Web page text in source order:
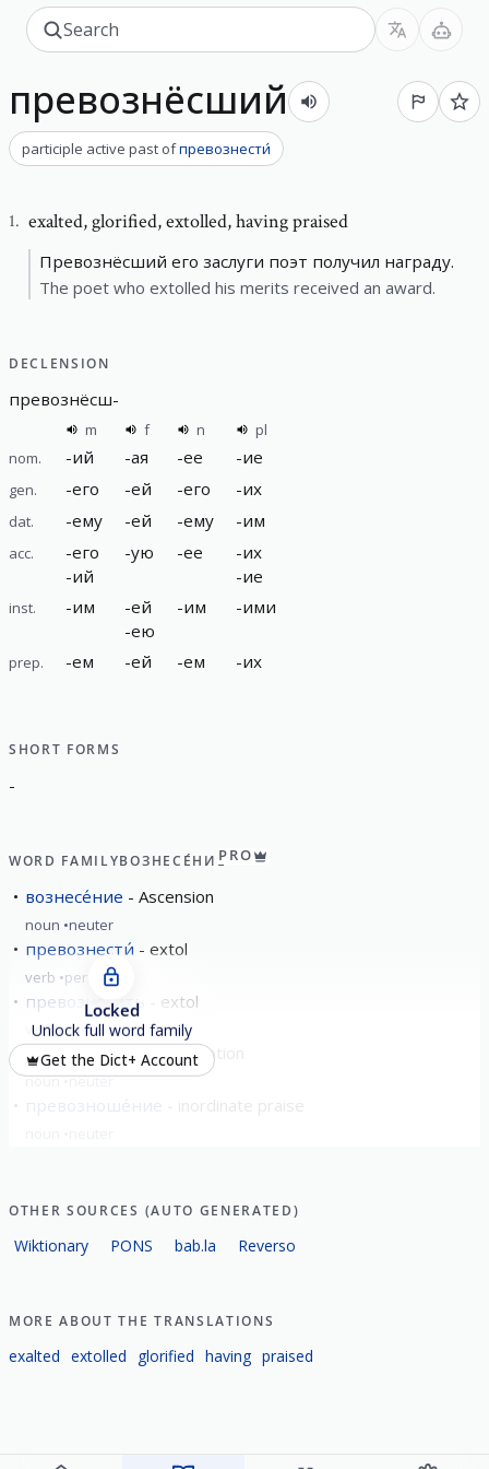
превознёсший
participle active past ofпревознести́
1. exalted,glorified, extolled, having praised
Превознёсший его заслуги поэт получил награду.
The poet who extolled his merits received an award.
DECLENSION
превознёсш-
m f n
pl
nom.
-ий -ая -ее -ие
gen. -его -ей -его -их
dat. -ему -ей -ему -им
acc. -его
-ий
-ую -ее -их
-ие
inst. -им -ей
-ею
-им -ими
prep. -ем -ей -ем -их
SHORT FORMS
-
WORD FAMILYВОЗНЕСЕ́НИЕPRO
вознесе́ние Ascension
noun neuter
превознести́ extol
verb perfective
превозноси́ть extol
verb imperfective
превознесе́ние exaltation
noun neuter
превозноше́ние
Locked
Unlock full word family
Get the Dict+ Account
OTHER SOURCES (AUTO GENERATED)
Wiktionary PONS bab.la Reverso
MORE ABOUT THE TRANSLATIONS
exalted extolled glorified having praised